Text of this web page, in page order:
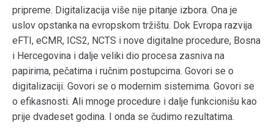
pripreme. Digitalizacija više nije pitanje izbora. Ona je
uslov opstanka na evropskom tržištu. Dok Evropa razvija
eFTI, eCMR, ICS2, NCTS i nove digitalne procedure, Bosna
i Hercegovina i dalje veliki dio procesa zasniva na
papirima, pečatima i ručnim postupcima. Govori se o
digitalizaciji. Govori se o modernim sistemima. Govori se
o efikasnosti. Ali mnoge procedure i dalje funkcionišu kao
prije dvadeset godina. I onda se čudimo rezultatima.